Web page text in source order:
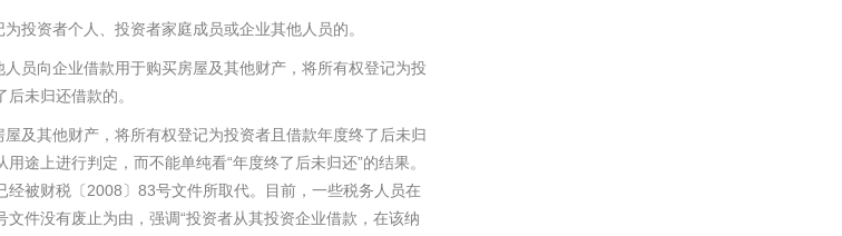
投资者个人、投资者家庭成员或企业其他人员的。
员向企业借款用于购买房屋及其他财产，将所有权登记为投
未归还借款的。
及其他财产，将所有权登记为投资者且借款年度终了后未归
用途上进行判定，而不能单纯看“年度终了后未归还”的结果。
经被财税〔 2008 〕 83号文件所取代。目前，一些税务人员在
文件没有废止为由，强调“投资者从其投资企业借款，在该纳